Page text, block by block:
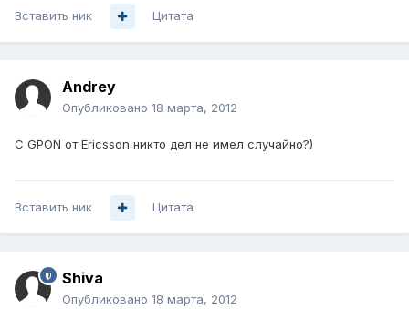
Вставить ник Цитата
Аndrey
Опубликовано 18 марта, 2012
С GPON от Ericsson никто дел не имел случайно?)
Вставить ник Цитата
Shiva
Опубликовано 18 марта, 2012